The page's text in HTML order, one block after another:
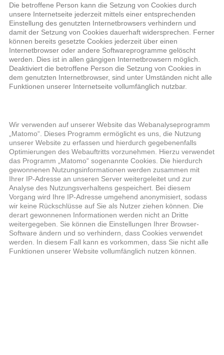
Die betroffene Person kann die Setzung von Cookies durch
unsere Internetseite jederzeit mittels einer entsprechenden
Einstellung des genutzten Internetbrowsers verhindern und
damit der Setzung von Cookies dauerhaft widersprechen. Ferner
können bereits gesetzte Cookies jederzeit über einen
Internetbrowser oder andere Softwareprogramme gelöscht
werden. Dies ist in allen gängigen Internetbrowsern möglich.
Deaktiviert die betroffene Person die Setzung von Cookies in
dem genutzten Internetbrowser, sind unter Umständen nicht alle
Funktionen unserer Internetseite vollumfänglich nutzbar.
Wir verwenden auf unserer Website das Webanalyseprogramm
„Matomo“. Dieses Programm ermöglicht es uns, die Nutzung
unserer Website zu erfassen und hierdurch gegebenenfalls
Optimierungen des Webauftritts vorzunehmen. Hierzu verwendet
das Programm „Matomo“ sogenannte Cookies. Die hierdurch
gewonnenen Nutzungsinformationen werden zusammen mit
Ihrer IP-Adresse an unseren Server weitergeleitet und zur
Analyse des Nutzungsverhaltens gespeichert. Bei diesem
Vorgang wird Ihre IP-Adresse umgehend anonymisiert, sodass
wir keine Rückschlüsse auf Sie als Nutzer ziehen können. Die
derart gewonnenen Informationen werden nicht an Dritte
weitergegeben. Sie können die Einstellungen Ihrer Browser-
Software ändern und so verhindern, dass Cookies verwendet
werden. In diesem Fall kann es vorkommen, dass Sie nicht alle
Funktionen unserer Website vollumfänglich nutzen können.